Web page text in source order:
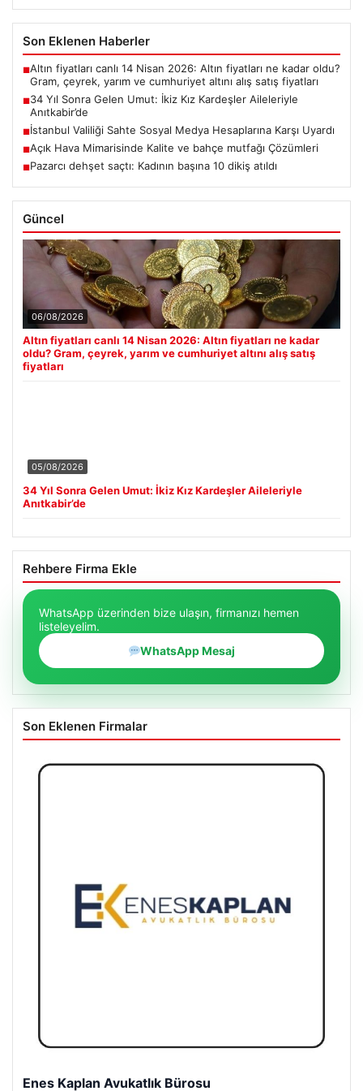
Son Eklenen Haberler
■Altın fiyatları canlı 14 Nisan 2026: Altın fiyatları ne kadar oldu?
Gram, çeyrek, yarım ve cumhuriyet altını alış satış fiyatları
■34 Yıl Sonra Gelen Umut: İkiz Kız Kardeşler Aileleriyle
Anıtkabir’de
■İstanbul Valiliği Sahte Sosyal Medya Hesaplarına Karşı Uyardı
■Açık Hava Mimarisinde Kalite ve bahçe mutfağı Çözümleri
■Pazarcı dehşet saçtı: Kadının başına 10 dikiş atıldı
Güncel
06/08/2026
Altın fiyatları canlı 14 Nisan 2026: Altın fiyatları ne kadar
oldu? Gram, çeyrek, yarım ve cumhuriyet altını alış satış
fiyatları
05/08/2026
34 Yıl Sonra Gelen Umut: İkiz Kız Kardeşler Aileleriyle
Anıtkabir’de
Rehbere Firma Ekle
WhatsApp üzerinden bize ulaşın, firmanızı hemen
listeleyelim.
WhatsApp Mesaj
Son Eklenen Firmalar
Enes Kaplan Avukatlık Bürosu